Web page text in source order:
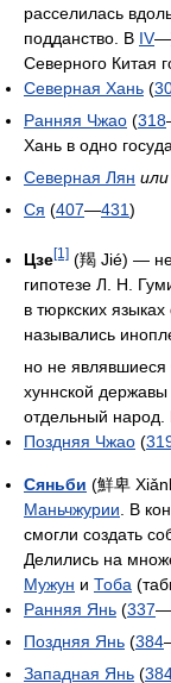
расселилась
подданство. В IV—
Северного Китая
Северная Хань (
Ранняя Чжао (318
Хань в одно
Северная Лян или
Ся (407—431)
Цзе[1] (羯 Jié) —
гипотезе Л. Н.
в тюркских
назывались
но не являвшиеся
хуннской
отдельный народ.
Поздняя Чжао (
Сяньби (鮮卑
Маньчжурии . В
смогли создать
Делились на
Мужун и Тоба
Ранняя Янь (337—
Поздняя Янь (384
Западная Янь (